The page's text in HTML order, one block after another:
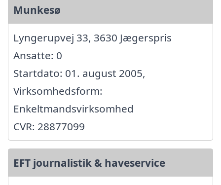
Munkesø
Lyngerupvej 33, 3630 Jægerspris
Ansatte: 0
Startdato: 01. august 2005,
Virksomhedsform:
Enkeltmandsvirksomhed
CVR: 28877099
EFT journalistik & haveservice